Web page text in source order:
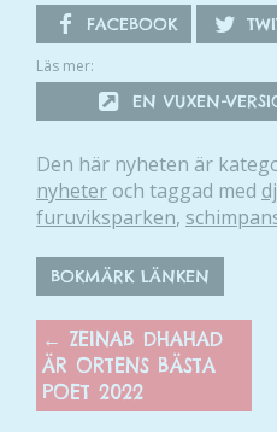
FACEBOOK
Läs mer:
EN VUXEN-
Den här nyheten är
nyheter och taggad med
furuviksparken,
BOKMÄRK LÄNKEN
← ZEINAB DHAHAD
ÄR ORTENS BÄSTA
POET 2022